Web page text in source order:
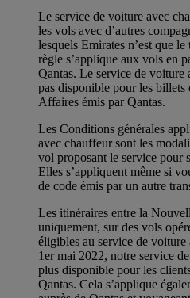
Le service de voiture avec
les vols avec d’autres
lesquels Emirates n’est que
règle s’applique aux vols en
Qantas. Le service de voiture
pas disponible pour les billets
Affaires émis par Qantas.
Les Conditions générales
avec chauffeur sont les
vol proposant le service pour
Elles s’appliquent même si
de code émis par un autre
Les itinéraires entre la
uniquement, sur des vols
éligibles au service de
1er mai 2022, notre service
plus disponible pour les
Qantas. Cela s’applique